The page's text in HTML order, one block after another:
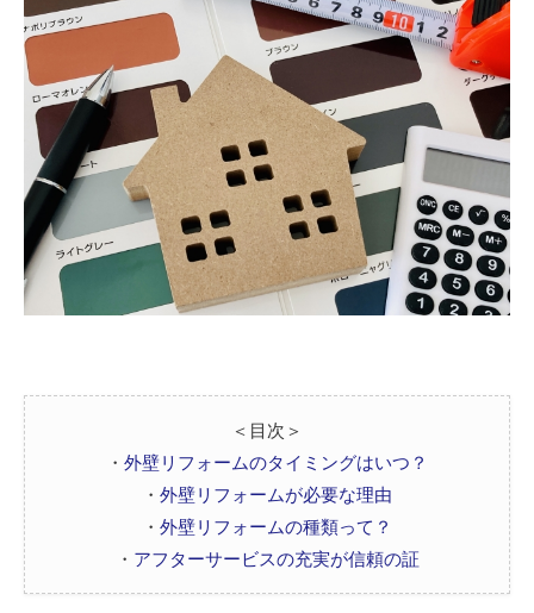
＜目次＞
・ 外壁リフォームのタイミングはいつ？
・ 外壁リフォームが必要な理由
・ 外壁リフォームの種類って？
・ アフターサービスの充実が信頼の証